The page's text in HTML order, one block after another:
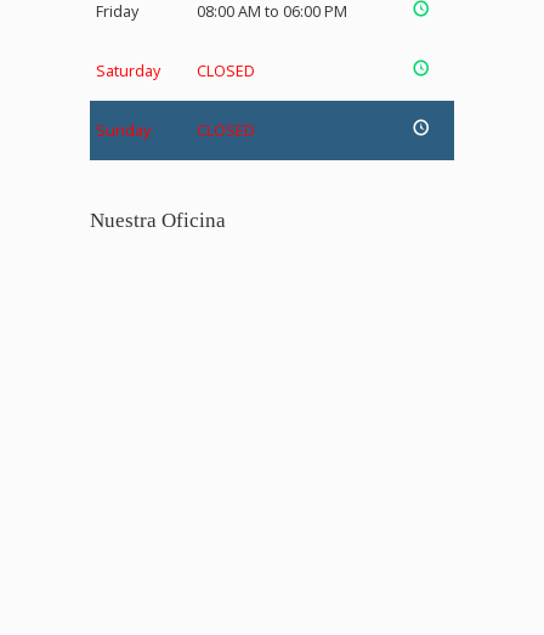
Friday 08:00 AM to 06:00 PM
Saturday CLOSED
Sunday CLOSED
Nuestra Oficina